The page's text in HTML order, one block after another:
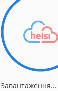
Завантаження...